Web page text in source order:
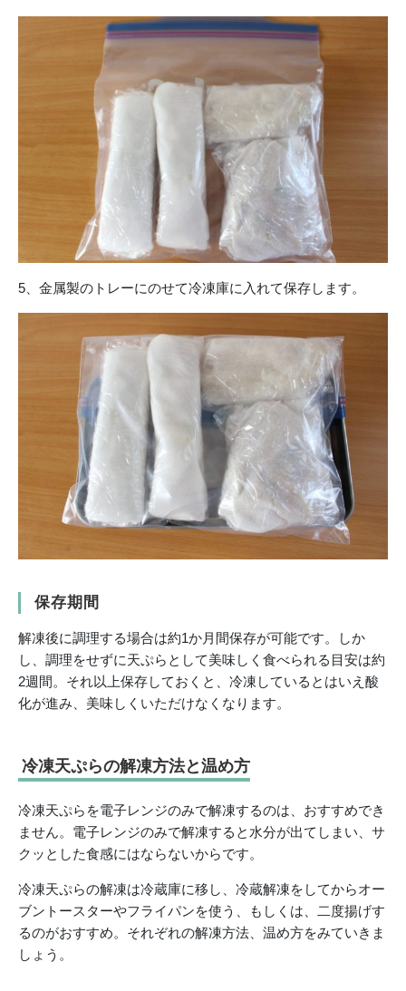
5、金属製のトレーにのせて冷凍庫に入れて保存します。
保存期間
解凍後に調理する場合は約1か月間保存が可能です。しか
し、調理をせずに天ぷらとして美味しく食べられる目安は約
2週間。それ以上保存しておくと、冷凍しているとはいえ酸
化が進み、美味しくいただけなくなります。
冷凍天ぷらの解凍方法と温め方
冷凍天ぷらを電子レンジのみで解凍するのは、おすすめでき
ません。電子レンジのみで解凍すると水分が出てしまい、サ
クッとした食感にはならないからです。
冷凍天ぷらの解凍は冷蔵庫に移し、冷蔵解凍をしてからオー
ブントースターやフライパンを使う、もしくは、二度揚げす
るのがおすすめ。それぞれの解凍方法、温め方をみていきま
しょう。